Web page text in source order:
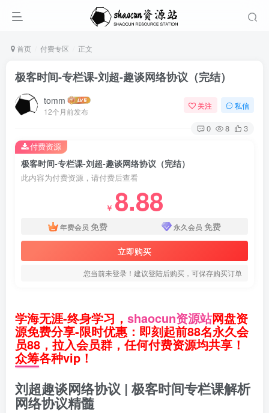
首页 付费专区 正文
极客时间-专栏课-刘超-趣谈网络协议（完结）
tomm
12个月前发布
关注 私信
0 8 3
极客时间-专栏课-刘超-趣谈网络协议（完结）
此内容为付费资源，请付费后查看
￥ 8.88
年费会员 免费 永久会员 免费
立即购买
您当前未登录！建议登陆后购买，可保存购买订单
付费资源
学海无涯-终身学习， shaocun资源站网盘资
源免费分享-限时优惠：即刻起前88名永久会
员88，拉入会员群，任何付费资源均共享！
众筹各种vip！
刘超趣谈网络协议 | 极客时间专栏课解析
网络协议精髓